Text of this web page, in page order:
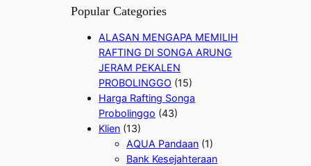
Popular Categories
ALASAN MENGAPA MEMILIH
RAFTING DI SONGA ARUNG
JERAM PEKALEN
PROBOLINGGO (15)
Harga Rafting Songa
Probolinggo (43)
Klien (13)
AQUA Pandaan (1)
Bank Kesejahteraan